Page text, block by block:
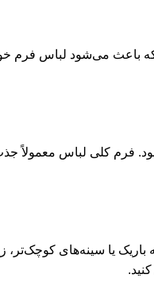
باعث می‌شود لباس فرم
فرم کلی لباس معمولاً
یا سینه‌های کوچک‌تر،